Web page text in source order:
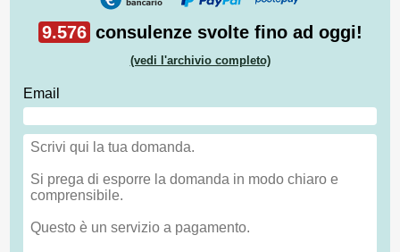
9.576 consulenze svolte fino ad oggi!
(vedi l'archivio completo)
Email